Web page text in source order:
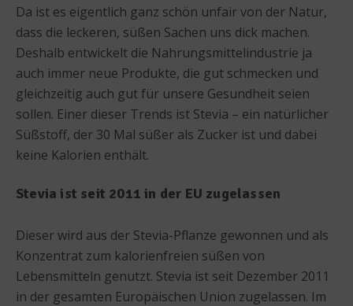
Da ist es eigentlich ganz schön unfair von der Natur,
dass die leckeren, süßen Sachen uns dick machen.
Deshalb entwickelt die Nahrungsmittelindustrie ja
auch immer neue Produkte, die gut schmecken und
gleichzeitig auch gut für unsere Gesundheit seien
sollen. Einer dieser Trends ist Stevia – ein natürlicher
Süßstoff, der 30 Mal süßer als Zucker ist und dabei
keine Kalorien enthält.
Stevia ist seit 2011 in der EU zugelassen
Dieser wird aus der Stevia-Pflanze gewonnen und als
Konzentrat zum kalorienfreien süßen von
Lebensmitteln genutzt. Stevia ist seit Dezember 2011
in der gesamten Europäischen Union zugelassen. Im